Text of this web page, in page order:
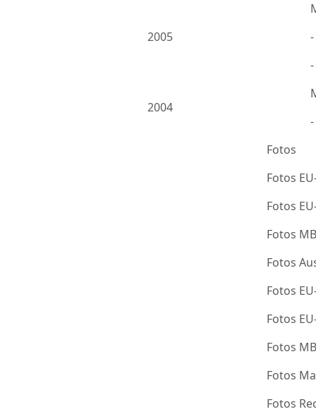
2005
2004
Fotos
Fotos
Fotos
Fotos
Fotos
Fotos
Fotos
Fotos
Fotos
Fotos